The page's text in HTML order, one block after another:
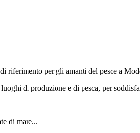
riferimento per gli amanti del pesce a
di produzione e di pesca, per
di mare...